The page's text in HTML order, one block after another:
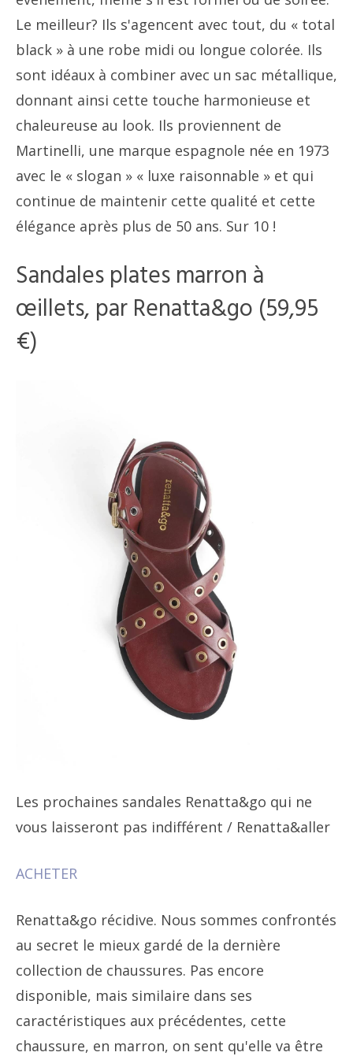
Le meilleur? Ils s'agencent avec tout, du « total
black » à une robe midi ou longue colorée. Ils
sont idéaux à combiner avec un sac métallique,
donnant ainsi cette touche harmonieuse et
chaleureuse au look. Ils proviennent de
Martinelli, une marque espagnole née en 1973
avec le « slogan » « luxe raisonnable » et qui
continue de maintenir cette qualité et cette
élégance après plus de 50 ans. Sur 10 !
Sandales plates marron à
œillets, par Renatta&go (59,95
€)
Les prochaines sandales Renatta&go qui ne
vous laisseront pas indifférent / Renatta&aller
ACHETER
Renatta&go récidive. Nous sommes confrontés
au secret le mieux gardé de la dernière
collection de chaussures. Pas encore
disponible, mais similaire dans ses
caractéristiques aux précédentes, cette
chaussure, en marron, on sent qu'elle va être